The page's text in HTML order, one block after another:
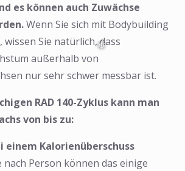
es können auch Zuwächse
Wenn Sie sich mit Bodybuilding
wissen Sie natürlich, dass
außerhalb von
nur sehr schwer messbar ist.
RAD 140-Zyklus kann man
von bis zu:
einem Kalorienüberschuss
nach Person können das einige